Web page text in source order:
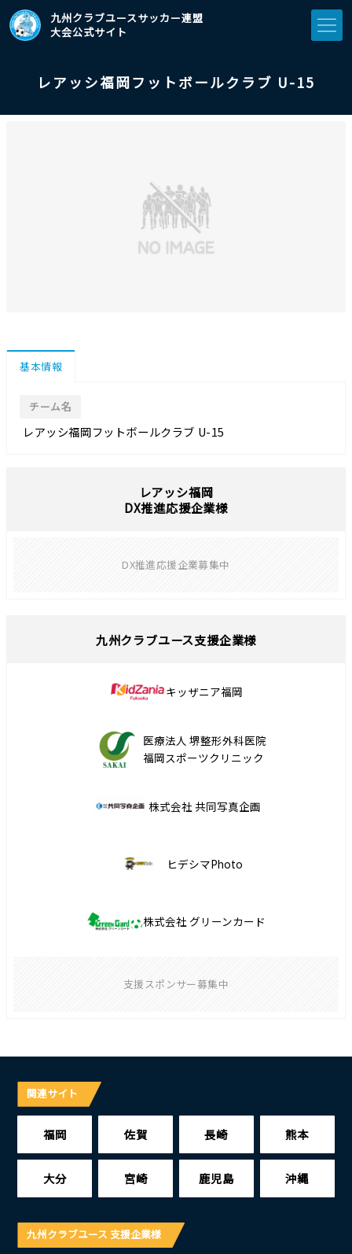
九州クラブユースサッカー連盟
大会公式サイト
レアッシ福岡フットボールクラブ U-15
基本情報
チーム名
レアッシ福岡フットボールクラブ U-15
レアッシ福岡
DX推進応援企業様
DX推進応援企業募集中
九州クラブユース支援企業様
キッザニア福岡
医療法人 堺整形外科医院
福岡スポーツクリニック
株式会社 共同写真企画
ヒデシマPhoto
株式会社 グリーンカード
支援スポンサー募集中
関連サイト
福岡 佐賀 長崎 熊本
大分 宮崎 鹿児島 沖縄
九州クラブユース 支援企業様